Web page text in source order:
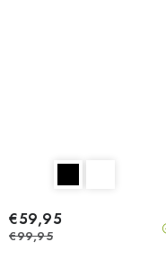
€59,95
€99,95